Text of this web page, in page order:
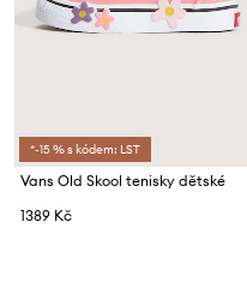
*-15 % s kódem: LST
Vans Old Skool tenisky dětské
1389 Kč